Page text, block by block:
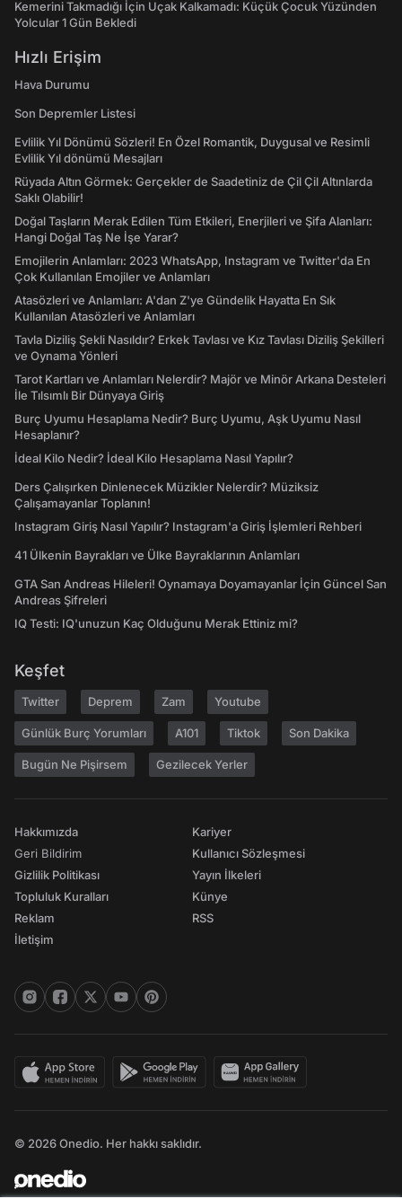
Kemerini Takmadığı İçin Uçak Kalkamadı: Küçük Çocuk Yüzünden
Yolcular 1 Gün Bekledi
Hızlı Erişim
Hava Durumu
Son Depremler Listesi
Evlilik Yıl Dönümü Sözleri! En Özel Romantik, Duygusal ve Resimli
Evlilik Yıl dönümü Mesajları
Rüyada Altın Görmek: Gerçekler de Saadetiniz de Çil Çil Altınlarda
Saklı Olabilir!
Doğal Taşların Merak Edilen Tüm Etkileri, Enerjileri ve Şifa Alanları:
Hangi Doğal Taş Ne İşe Yarar?
Emojilerin Anlamları: 2023 WhatsApp, Instagram ve Twitter'da En
Çok Kullanılan Emojiler ve Anlamları
Atasözleri ve Anlamları: A'dan Z'ye Gündelik Hayatta En Sık
Kullanılan Atasözleri ve Anlamları
Tavla Diziliş Şekli Nasıldır? Erkek Tavlası ve Kız Tavlası Diziliş Şekilleri
ve Oynama Yönleri
Tarot Kartları ve Anlamları Nelerdir? Majör ve Minör Arkana Desteleri
İle Tılsımlı Bir Dünyaya Giriş
Burç Uyumu Hesaplama Nedir? Burç Uyumu, Aşk Uyumu Nasıl
Hesaplanır?
İdeal Kilo Nedir? İdeal Kilo Hesaplama Nasıl Yapılır?
Ders Çalışırken Dinlenecek Müzikler Nelerdir? Müziksiz
Çalışamayanlar Toplanın!
Instagram Giriş Nasıl Yapılır? Instagram'a Giriş İşlemleri Rehberi
41 Ülkenin Bayrakları ve Ülke Bayraklarının Anlamları
GTA San Andreas Hileleri! Oynamaya Doyamayanlar İçin Güncel San
Andreas Şifreleri
IQ Testi: IQ'unuzun Kaç Olduğunu Merak Ettiniz mi?
Keşfet
Twitter Deprem Zam Youtube
Günlük Burç Yorumları A101 Tiktok Son Dakika
Bugün Ne Pişirsem Gezilecek Yerler
Hakkımızda
Geri Bildirim
Gizlilik Politikası
Topluluk Kuralları
Reklam
İletişim
Kariyer
Kullanıcı Sözleşmesi
Yayın İlkeleri
Künye
RSS
© 2026 Onedio. Her hakkı saklıdır.